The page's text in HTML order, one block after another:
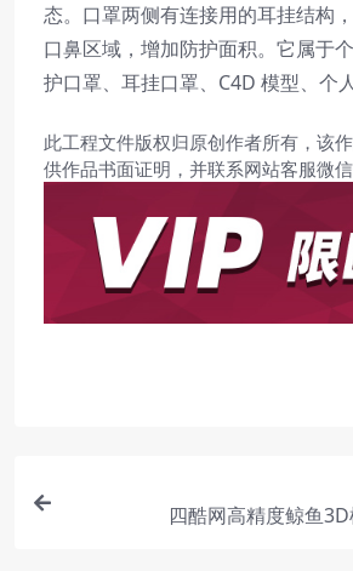
态。口罩两侧有连接用的耳挂结构
口鼻区域，增加防护面积。它属于
护口罩、耳挂口罩、C4D 模型、个
此工程文件版权归原创作者所有，该
供作品书面证明，并联系网站客服微
四酷网高精度鲸鱼